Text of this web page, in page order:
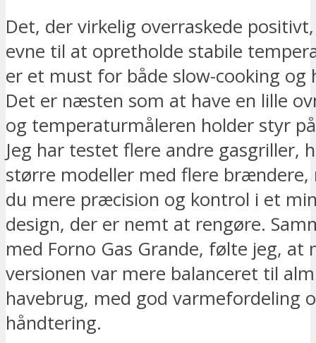
Det, der virkelig overraskede
evne til at opretholde stabile
er et must for både slow-cooking og
Det er næsten som at have en lille
og temperaturmåleren holder styr
Jeg har testet flere andre gasgriller,
større modeller med flere brændere,
du mere præcision og kontrol i et
design, der er nemt at rengøre.
med Forno Gas Grande, følte jeg, at
versionen var mere balanceret til
havebrug, med god varmefordeling
håndtering.